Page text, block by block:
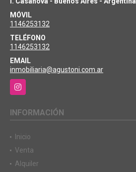
MÓVIL
1146253132
TELÉFONO
1146253132
EMAIL
inmobiliaria@agustoni.com.ar
Instagram
INFORMACIÓN
Inicio
Venta
Alquiler